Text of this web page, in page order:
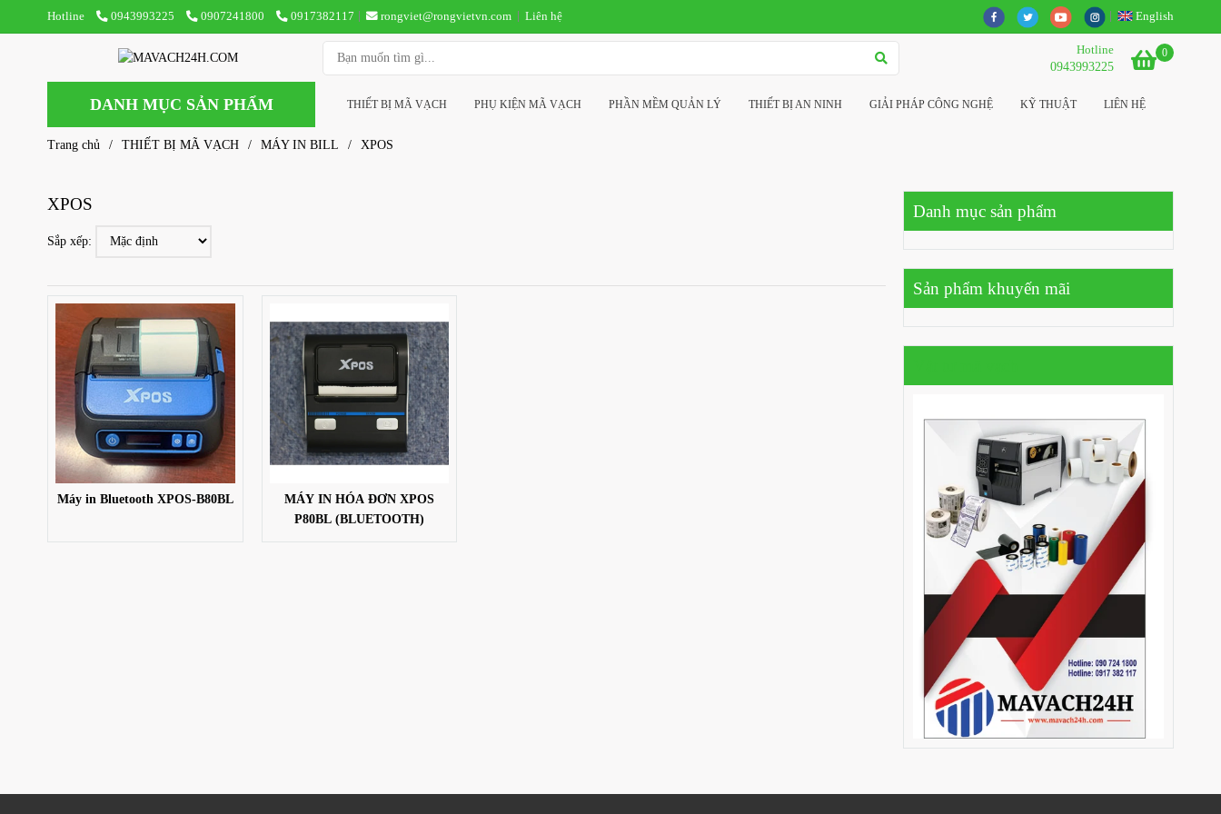
Hotline 0943993225 0907241800 0917382117 rongviet@rongvietvn.com Liên hệ English
Hotline
0943993225
0
DANH MỤC SẢN PHẨM THIẾT BỊ MÃ VẠCH PHỤ KIỆN MÃ VẠCH PHẦN MỀM QUẢN LÝ THIẾT BỊ AN NINH GIẢI PHÁP CÔNG NGHỆ KỸ THUẬT LIÊN HỆ
Trang chủ / THIẾT BỊ MÃ VẠCH / MÁY IN BILL / XPOS
XPOS
Sắp xếp:
Máy in Bluetooth XPOS-B80BL
MÁY IN HÓA ĐƠN XPOS
P80BL (BLUETOOTH)
Danh mục sản phẩm
Sản phẩm khuyến mãi